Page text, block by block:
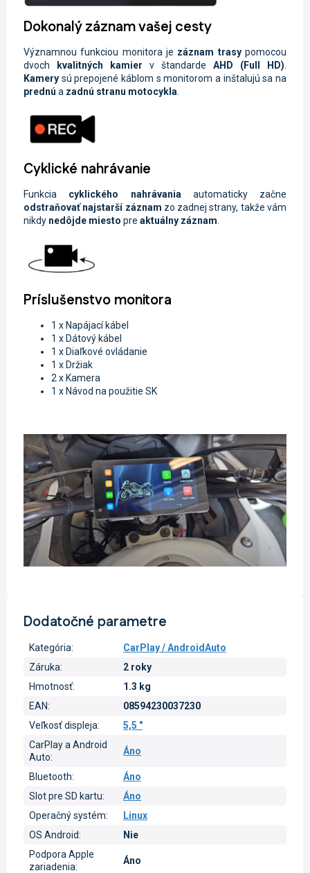
Dokonalý záznam vašej cesty
Významnou funkciou monitora je záznam trasypomocou
dvoch
kvalitných kamier v štandarde AHD (Full HD)
Kamery sú prepojené káblom s monitorom a inštalujú sa na
prednú a zadnú stranu motocykla
Cyklické nahrávanie
Funkcia cyklického nahrávaniaautomaticky začne
odstraňovať najstarší záznam zo zadnej strany, takže vám
nikdy nedôjde miesto pre aktuálny záznam.
Príslušenstvo monitora
1 x Napájací kábel
1 x Dátový kábel
1 x Diaľkové ovládanie
1 x Držiak
2 x Kamera
1 x Návod na použitie SK
Dodatočné parametre
Kategória:
CarPlay / AndroidAuto
Záruka:
2 roky
Hmotnosť:
1.3 kg
EAN:
08594230037230
Veľkosť displeja:
5,5 "
CarPlay a Android
Auto:
Áno
Bluetooth:
Áno
Slot pre SD kartu:
Áno
Operačný systém:
Linux
OS Android:
Nie
Podpora Apple
zariadenia:
Áno